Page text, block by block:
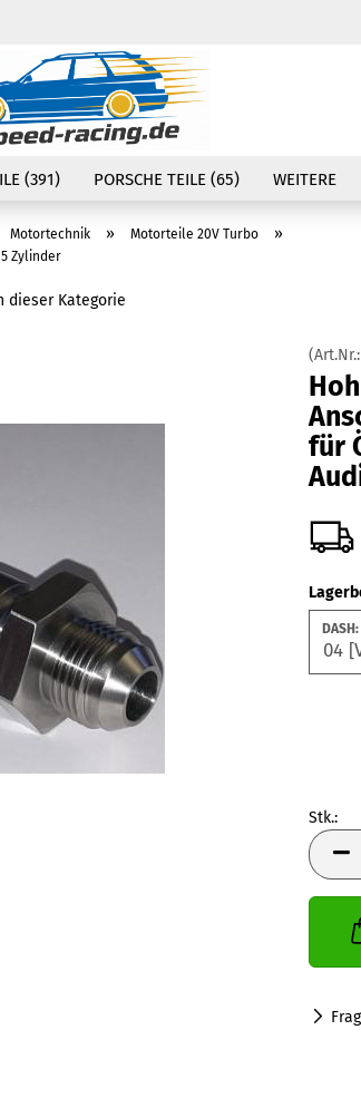
Währung auswählen
Passwort
(391) PORSCHE TEILE (65) WEITERE
Motortechnik » Motorteile 20V Turbo »
Zylinder
dieser Kategorie
(Art.Nr.:
für
DASH:
Stk.:
Stk.